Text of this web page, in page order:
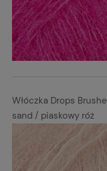
Włóczka Drops
sand / piaskowy róż